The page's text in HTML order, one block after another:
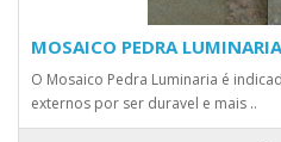
MOSAICO PEDRA LUMINARIA
O Mosaico Pedra Luminaria é
externos por ser duravel e mais ..